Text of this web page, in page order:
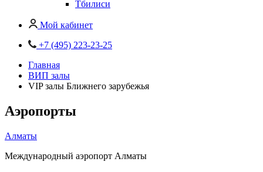
Тбилиси
Мой кабинет
+7 (495) 223-23-25
Главная
ВИП залы
VIP залы Ближнего зарубежья
Аэропорты
Алматы
Международный аэропорт Алматы